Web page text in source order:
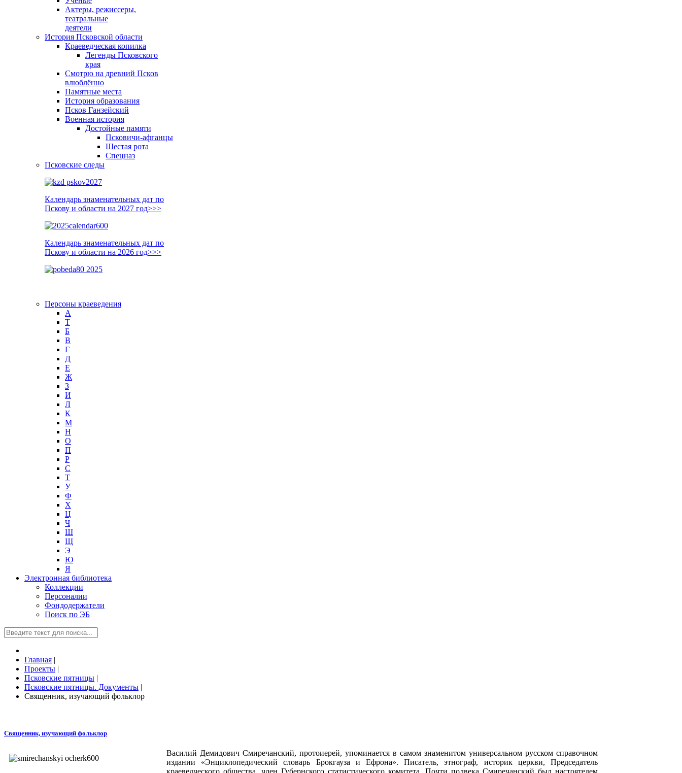
Актеры, режиссеры,
театральные
деятели
История Псковской области
Краеведческая копилка
Легенды Псковского
края
Смотрю на древний Псков
влюблённо
Памятные места
История образования
Псков Ганзейский
Военная история
Достойные памяти
Псковичи-афганцы
Шестая рота
Спецназ
Псковские следы
Календарь знаменательных дат по
Пскову и области на 2027 год>>>
Календарь знаменательных дат по
Пскову и области на 2026 год>>>
Персоны краеведения
А
T
Б
В
Г
Д
Е
Ж
З
И
Л
К
М
Н
О
П
Р
С
Т
У
Ф
Х
Ц
Ч
Ш
Щ
Э
Ю
Я
Электронная библиотека
Коллекции
Персоналии
Фондодержатели
Поиск по ЭБ
Главная |
Проекты |
Псковские пятницы |
Псковские пятницы. Документы |
Священник, изучающий фольклор
Священник, изучающий фольклор
Василий Демидович Смиречанский, протоиерей, упоминается в самом знаменитом универсальном русском справочном
издании «Энциклопедический словарь Брокгауза и Ефрона». Писатель, этнограф, историк церкви, Председатель